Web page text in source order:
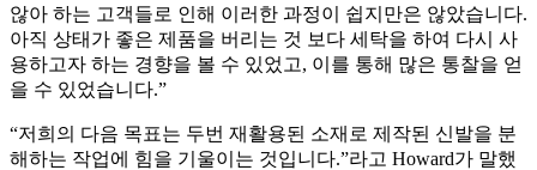
않아 하는 고객들로 인해 이러한 과정이 쉽지만은 않았습니다.
아직 상태가 좋은 제품을 버리는 것 보다 세탁을 하여 다시 사
용하고자 하는 경향을 볼 수 있었고, 이를 통해 많은 통찰을 얻
을 수 있었습니다.”
“저희의 다음 목표는 두번 재활용된 소재로 제작된 신발을 분
해하는 작업에 힘을 기울이는 것입니다.”라고 Howard가 말했